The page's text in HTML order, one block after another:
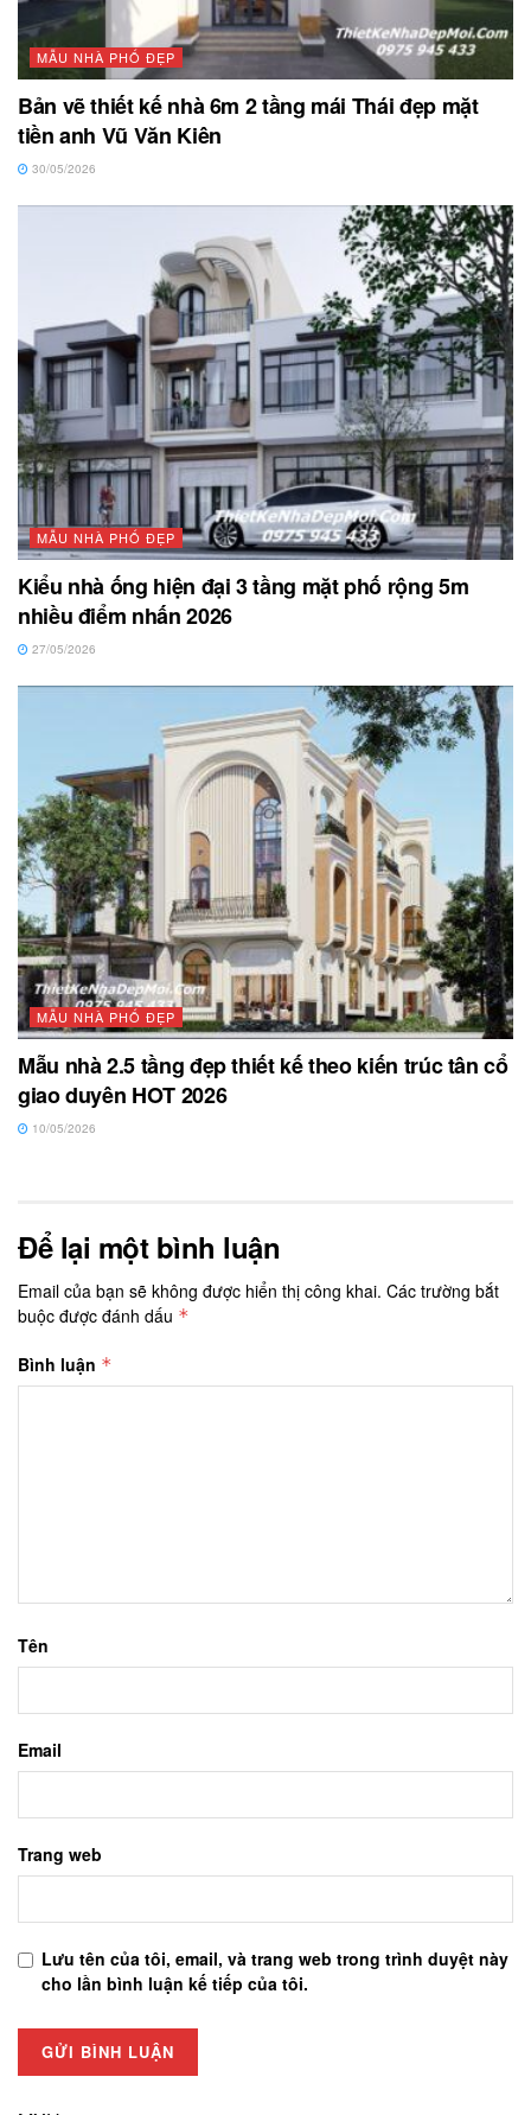
MẪU NHÀ PHỐ ĐẸP
Bản vẽ thiết kế nhà 6m 2 tầng mái Thái đẹp mặt
tiền anh Vũ Văn Kiên
30/05/2026
MẪU NHÀ PHỐ ĐẸP
Kiểu nhà ống hiện đại 3 tầng mặt phố rộng 5m
nhiều điểm nhấn 2026
27/05/2026
MẪU NHÀ PHỐ ĐẸP
Mẫu nhà 2.5 tầng đẹp thiết kế theo kiến trúc tân cổ
giao duyên HOT 2026
10/05/2026
Để lại một bình luận
Email của bạn sẽ không được hiển thị công khai. Các trường bắt
buộc được đánh dấu *
Bình luận *
Tên
Email
Trang web
Lưu tên của tôi, email, và trang web trong trình duyệt này
cho lần bình luận kế tiếp của tôi.